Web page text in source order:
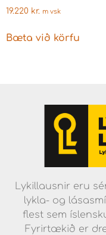
19.220 kr. m vsk
Bæta við körfu
Lykillausnir eru
lykla- og
flest sem
Fyrirtækið er